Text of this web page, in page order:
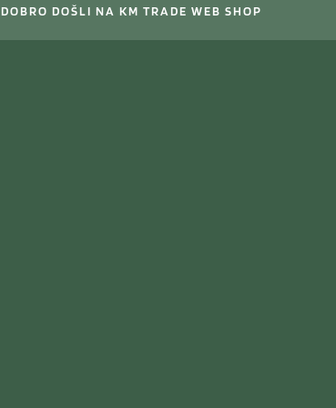
DOBRO DOŠLI NA KM TRADE WEB SHOP